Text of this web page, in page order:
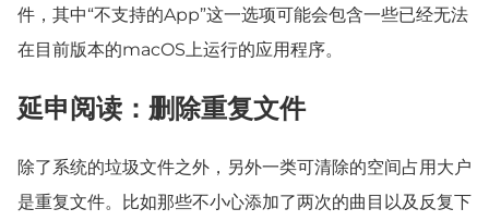
件，其中“不支持的App”这一选项可能会包含一些已经无法
在目前版本的macOS上运行的应用程序。
延申阅读：删除重复文件
除了系统的垃圾文件之外，另外一类可清除的空间占用大户
是重复文件。比如那些不小心添加了两次的曲目以及反复下